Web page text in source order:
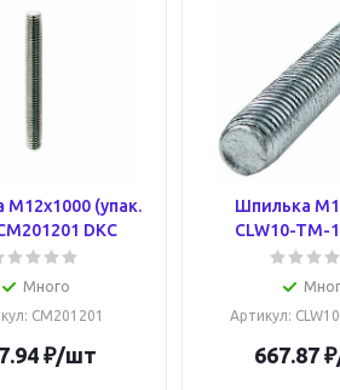
М12х1000 (упак.
DKC
Много
: CM201201
₽/шт
Шпилька
CLW10-TM-
Артикул:
667.87₽